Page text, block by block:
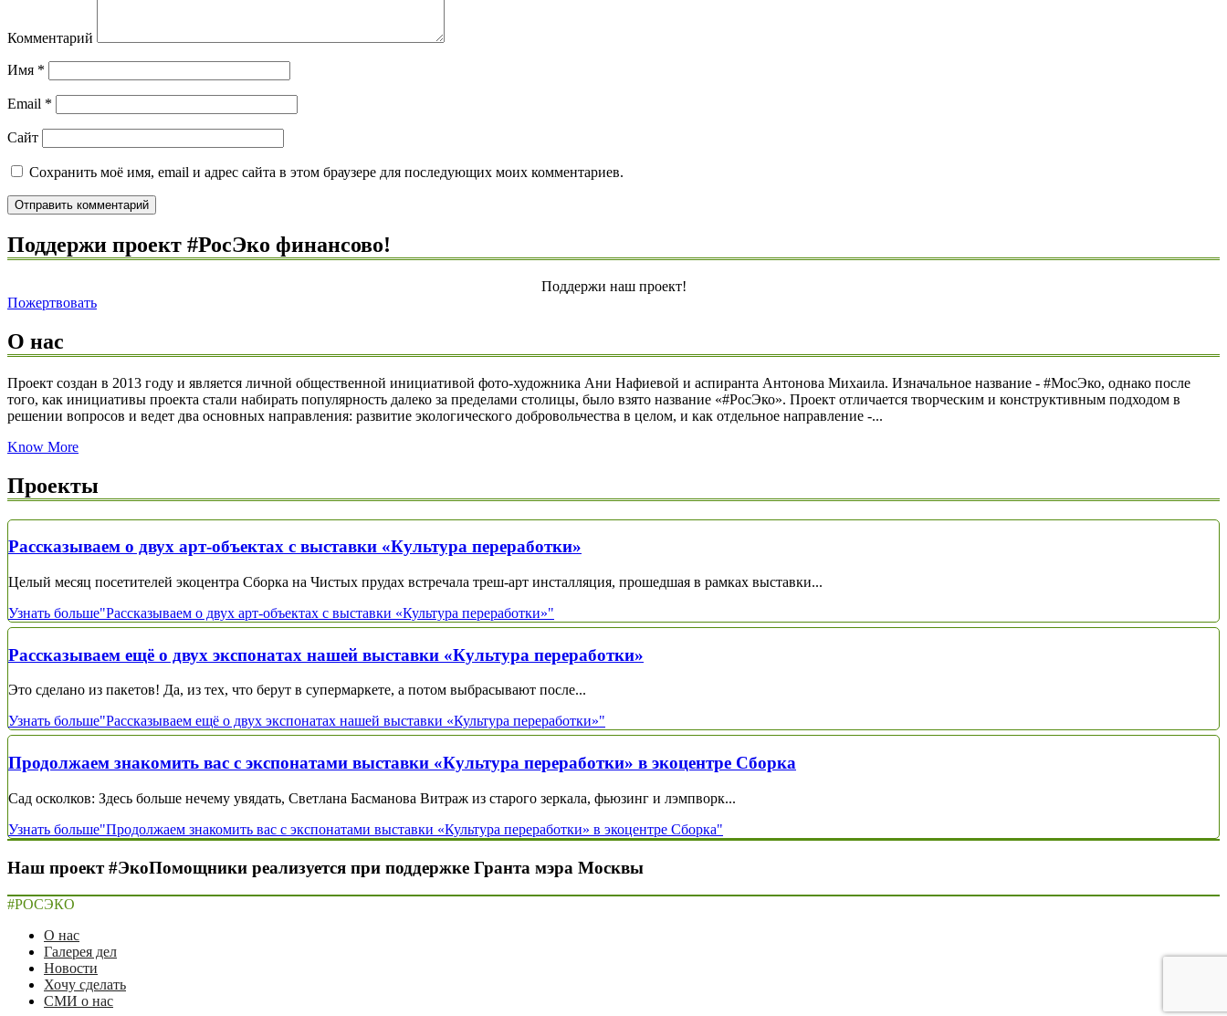
Комментарий
Имя *
Email *
Сайт
Сохранить моё имя, email и адрес сайта в этом браузере для последующих моих комментариев.
Поддержи проект #РосЭко финансово!
Поддержи наш проект!
Пожертвовать
О нас
Проект создан в 2013 году и является личной общественной инициативой фото-художника Ани Нафиевой и аспиранта Антонова Михаила. Изначальное название - #МосЭко, однако после
того, как инициативы проекта стали набирать популярность далеко за пределами столицы, было взято название «#РосЭко». Проект отличается творческим и конструктивным подходом в
решении вопросов и ведет два основных направления: развитие экологического добровольчества в целом, и как отдельное направление -...
Know More
Проекты
Рассказываем о двух арт-объектах с выставки «Культура переработки»
Целый месяц посетителей экоцентра Сборка на Чистых прудах встречала треш-арт инсталляция, прошедшая в рамках выставки...
Узнать больше"Рассказываем о двух арт-объектах с выставки «Культура переработки»"
Рассказываем ещё о двух экспонатах нашей выставки «Культура переработки»
Это сделано из пакетов! Да, из тех, что берут в супермаркете, а потом выбрасывают после...
Узнать больше"Рассказываем ещё о двух экспонатах нашей выставки «Культура переработки»"
Продолжаем знакомить вас с экспонатами выставки «Культура переработки» в экоцентре Сборка
Сад осколков: Здесь больше нечему увядать, Светлана Басманова Витраж из старого зеркала, фьюзинг и лэмпворк...
Узнать больше"Продолжаем знакомить вас с экспонатами выставки «Культура переработки» в экоцентре Сборка"
Наш проект #ЭкоПомощники реализуется при поддержке Гранта мэра Москвы
#РОСЭКО
О нас
Галерея дел
Новости
Хочу сделать
СМИ о нас